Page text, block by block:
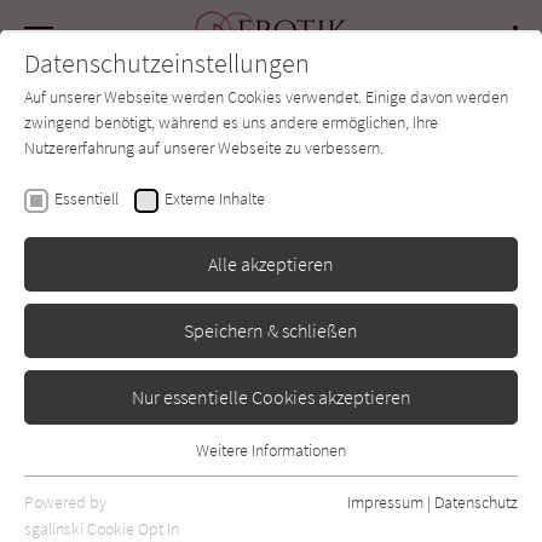
SUCHE Forum Charts Newsletter
Marie Force
Rückkehr nach Gansett
Island 8
Erschienen: Januar 2017
0
Datenschutzeinstellungen
Auf unserer Webseite werden Cookies verwendet. Einige davon werden
zwingend benötigt, während es uns andere ermöglichen, Ihre
Nutzererfahrung auf unserer Webseite zu verbessern.
Essentiell Externe Inhalte
Alle akzeptieren
Speichern & schließen
Nur essentielle Cookies akzeptieren
Essentielle Cookies werden für grundlegende Funktionen der
Webseite benötigt. Dadurch ist gewährleistet, dass die Webseite
Weitere Informationen
Powered by
sgalinski Cookie Opt In
Impressum | Datenschutz